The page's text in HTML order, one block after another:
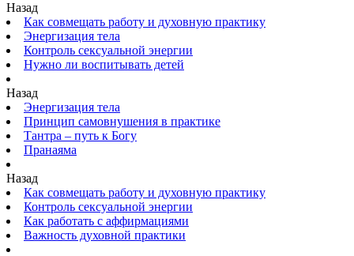
Назад
Как совмещать работу и духовную практику
Энергизация тела
Контроль сексуальной энергии
Нужно ли воспитывать детей
Назад
Энергизация тела
Принцип самовнушения в практике
Тантра – путь к Богу
Пранаяма
Назад
Как совмещать работу и духовную практику
Контроль сексуальной энергии
Как работать с аффирмациями
Важность духовной практики